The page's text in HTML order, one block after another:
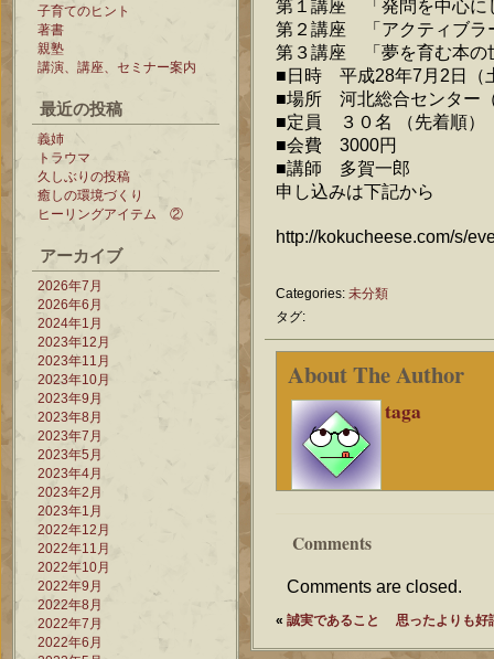
子育てのヒント
著書
親塾
講演、講座、セミナー案内
最近の投稿
義姉
トラウマ
久しぶりの投稿
癒しの環境づくり
ヒーリングアイテム ②
アーカイブ
2026年7月
2026年6月
2024年1月
2023年12月
2023年11月
2023年10月
2023年9月
2023年8月
2023年7月
2023年5月
2023年4月
2023年2月
2023年1月
2022年12月
2022年11月
2022年10月
2022年9月
2022年8月
2022年7月
2022年6月
第１講座 「発問を中心
第２講座 「アクティブラ
第３講座 「夢を育む本の
■日時 平成28年7月2日
■場所 河北総合センター
■定員 ３０名 （先着順）
■会費 3000円
■講師 多賀一郎
申し込みは下記から
http://kokucheese.com/s/
Categories: 未分類
タグ:
About The Author
taga
Comments
Comments are closed.
« 誠実であること 思ったよりも好